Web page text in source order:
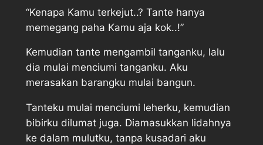
“Kenapa Kamu terkejut..? Tante hanya
memegang paha Kamu aja kok..!”
Kemudian tante mengambil tanganku, lalu
dia mulai menciumi tanganku. Aku
merasakan barangku mulai bangun.
Tanteku mulai menciumi leherku, kemudian
bibirku dilumat juga. Diamasukkan lidahnya
ke dalam mulutku, tanpa kusadari aku